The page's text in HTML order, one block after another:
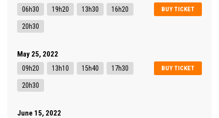
BUY TICKET
06h30 19h20 13h30 16h20
20h30
May 25, 2022
BUY TICKET
09h20 13h10 15h40 17h30
20h30
June 15, 2022